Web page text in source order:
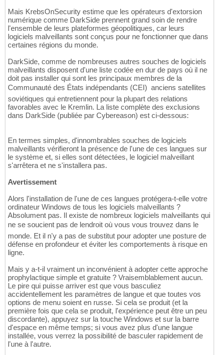
Mais KrebsOnSecurity estime que les opérateurs d'extorsion
numérique comme DarkSide prennent grand soin de rendre
l'ensemble de leurs plateformes géopolitiques, car leurs
logiciels malveillants sont conçus pour ne fonctionner que dans
certaines régions du monde.
DarkSide, comme de nombreuses autres souches de logiciels
malveillants disposent d'une liste codée en dur de pays où il ne
doit pas installer qui sont les principaux membres de la
Communauté des États indépendants (CEI)  anciens satellites
soviétiques qui entretiennent pour la plupart des relations
favorables avec le Kremlin. La liste complète des exclusions
dans DarkSide (publiée par Cybereason) est ci-dessous:
En termes simples, d'innombrables souches de logiciels
malveillants vérifieront la présence de l'une de ces langues sur
le système et, si elles sont détectées, le logiciel malveillant
s'arrêtera et ne s'installera pas.
Avertissement
Alors l'installation de l'une de ces langues protégera-t-elle votre
ordinateur Windows de tous les logiciels malveillants ?
Absolument pas. Il existe de nombreux logiciels malveillants qui
ne se soucient pas de lendroit où vous vous trouvez dans le
monde. Et il n'y a pas de substitut pour adopter une posture de
défense en profondeur et éviter les comportements à risque en
ligne.
Mais y a-t-il vraiment un inconvénient à adopter cette approche
prophylactique simple et gratuite ? Vraisemblablement aucun.
Le pire qui puisse arriver est que vous basculiez
accidentellement les paramètres de langue et que toutes vos
options de menu soient en russe. Si cela se produit (et la
première fois que cela se produit, l'expérience peut être un peu
discordante), appuyez sur la touche Windows et sur la barre
d'espace en même temps; si vous avez plus d'une langue
installée, vous verrez la possibilité de basculer rapidement de
l'une à l'autre.